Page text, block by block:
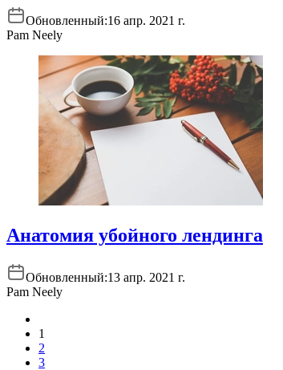
Обновленный:16 апр. 2021 г.
Pam Neely
Анатомия убойного лендинга
Обновленный:13 апр. 2021 г.
Pam Neely
1
2
3